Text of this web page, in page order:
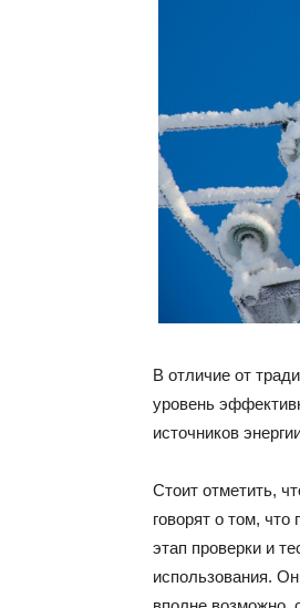
В отличие от
уровень
источников
Стоит отметить,
говорят о том,
этап проверки и
использования.